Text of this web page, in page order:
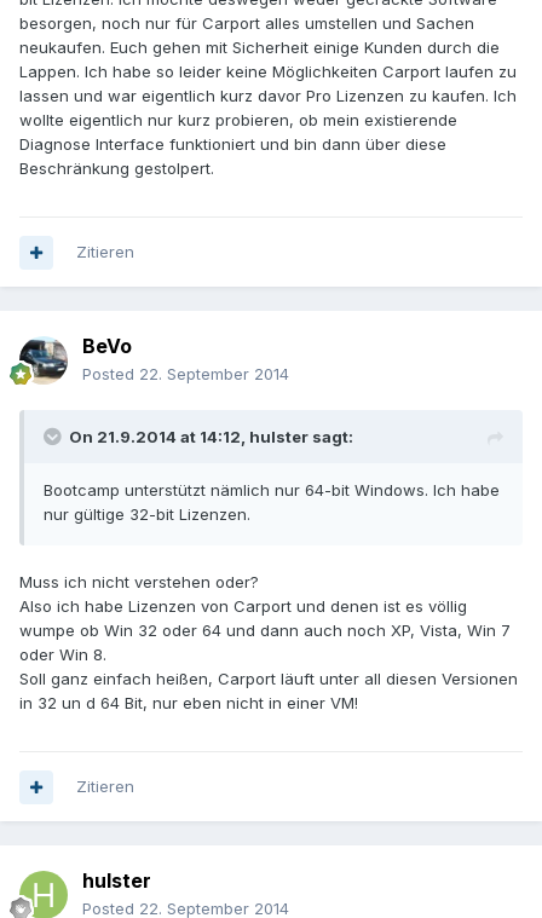
besorgen, noch nur für Carport alles umstellen und Sachen
neukaufen. Euch gehen mit Sicherheit einige Kunden durch die
Lappen. Ich habe so leider keine Möglichkeiten Carport laufen zu
lassen und war eigentlich kurz davor Pro Lizenzen zu kaufen. Ich
wollte eigentlich nur kurz probieren, ob mein existierende
Diagnose Interface funktioniert und bin dann über diese
Beschränkung gestolpert.
Zitieren
BeVo
Posted 22. September 2014
On 21.9.2014 at 14:12, hulster sagt:
Bootcamp unterstützt nämlich nur 64-bit Windows. Ich habe
nur gültige 32-bit Lizenzen.
Muss ich nicht verstehen oder?
Also ich habe Lizenzen von Carport und denen ist es völlig
wumpe ob Win 32 oder 64 und dann auch noch XP, Vista, Win 7
oder Win 8.
Soll ganz einfach heißen, Carport läuft unter all diesen Versionen
in 32 un d 64 Bit, nur eben nicht in einer VM!
Zitieren
hulster
Posted 22. September 2014